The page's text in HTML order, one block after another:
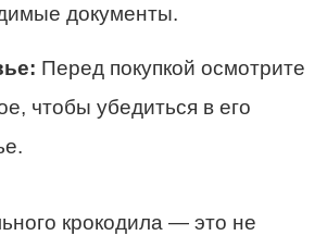
документы.
Перед покупкой осмотрите
чтобы убедиться в его
крокодила — это не